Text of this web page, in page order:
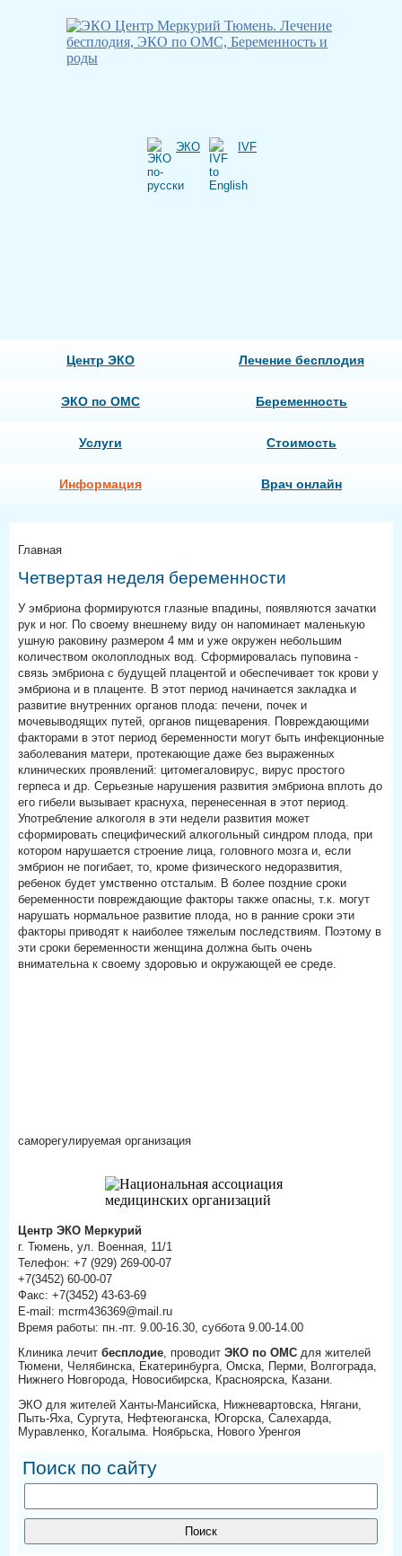
ЭКО IVF
Центр ЭКО Лечение бесплодия
ЭКО по ОМС Беременность
Услуги Стоимость
Информация Врач онлайн
саморегулируемая организация
Центр ЭКО Меркурий
г. Тюмень, ул. Военная, 11/1
Телефон: +7 (929) 269-00-07
+7(3452) 60-00-07
Факс: +7(3452) 43-63-69
E-mail: mcrm436369@mail.ru
Время работы: пн.-пт. 9.00-16.30, суббота 9.00-14.00
Клиника лечит бесплодие, проводит ЭКО по ОМС для жителей
Тюмени, Челябинска, Екатеринбурга, Омска, Перми, Волгограда,
Нижнего Новгорода, Новосибирска, Красноярска, Казани.
ЭКО для жителей Ханты-Мансийска, Нижневартовска, Нягани,
Пыть-Яха, Сургута, Нефтеюганска, Югорска, Салехарда,
Муравленко, Когалыма. Ноябрьска, Нового Уренгоя
Поиск по сайту
Главная
Четвертая неделя беременности
У эмбриона формируются глазные впадины, появляются зачатки
рук и ног. По своему внешнему виду он напоминает маленькую
ушную раковину размером 4 мм и уже окружен небольшим
количеством околоплодных вод. Сформировалась пуповина -
связь эмбриона с будущей плацентой и обеспечивает ток крови у
эмбриона и в плаценте. В этот период начинается закладка и
развитие внутренних органов плода: печени, почек и
мочевыводящих путей, органов пищеварения. Повреждающими
факторами в этот период беременности могут быть инфекционные
заболевания матери, протекающие даже без выраженных
клинических проявлений: цитомегаловирус, вирус простого
герпеса и др. Серьезные нарушения развития эмбриона вплоть до
его гибели вызывает краснуха, перенесенная в этот период.
Употребление алкоголя в эти недели развития может
сформировать специфический алкогольный синдром плода, при
котором нарушается строение лица, головного мозга и, если
эмбрион не погибает, то, кроме физического недоразвития,
ребенок будет умственно отсталым. В более поздние сроки
беременности повреждающие факторы также опасны, т.к. могут
нарушать нормальное развитие плода, но в ранние сроки эти
факторы приводят к наиболее тяжелым последствиям. Поэтому в
эти сроки беременности женщина должна быть очень
внимательна к своему здоровью и окружающей ее среде.